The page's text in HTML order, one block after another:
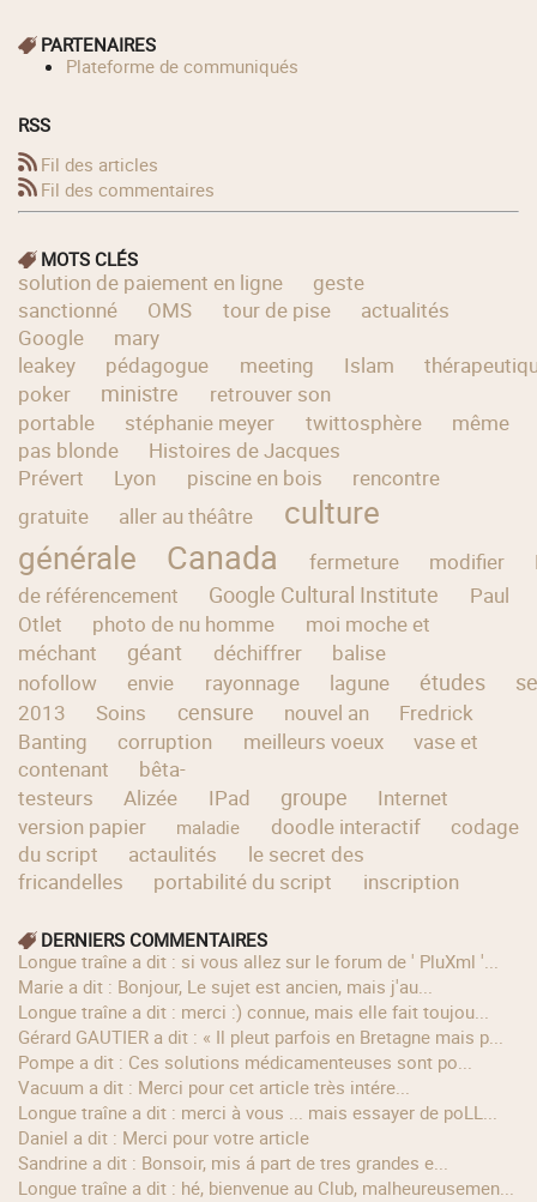
PARTENAIRES
Plateforme de communiqués
RSS
Fil des articles
Fil des commentaires
MOTS CLÉS
solution de paiement en ligne
geste
sanctionné
OMS tour de pise
actualités
Google
mary
leakey
pédagogue meeting Islam
poker
ministre
retrouver son
portable
stéphanie meyer twittosphère
même
pas blonde
Histoires de Jacques
Prévert
Lyon piscine en bois
rencontre
gratuite
aller au théâtre
culture
générale
Canada fermeture modifier
de référencement
Google Cultural Institute
Paul
Otlet
photo de nu homme
moi moche et
méchant
géant déchiffrer
balise
nofollow
envie rayonnage lagune études
2013 Soins censure nouvel an
Fredrick
Banting
corruption meilleurs voeux
vase et
contenant
bêta-
testeurs
Alizée IPad groupe
Internet
version papier
maladie doodle interactif
codage
du script
actaulités
le secret des
fricandelles
portabilité du script inscription
DERNIERS COMMENTAIRES
longue traîne a dit : si vous allez sur le forum de ' PluXml '...
Marie a dit : Bonjour, Le sujet est ancien, mais j'au...
longue traîne a dit : merci :) connue, mais elle fait toujou...
Gérard GAUTIER a dit : « Il pleut parfois en Bretagne mais p...
Pompe a dit : Ces solutions médicamenteuses sont po...
Vacuum a dit : Merci pour cet article très intére...
longue traîne a dit : merci à vous ... mais essayer de poLL...
Daniel a dit : Merci pour votre article
Sandrine a dit : Bonsoir, mis á part de tres grandes e...
longue traîne a dit : hé, bienvenue au Club, malheureusemen...